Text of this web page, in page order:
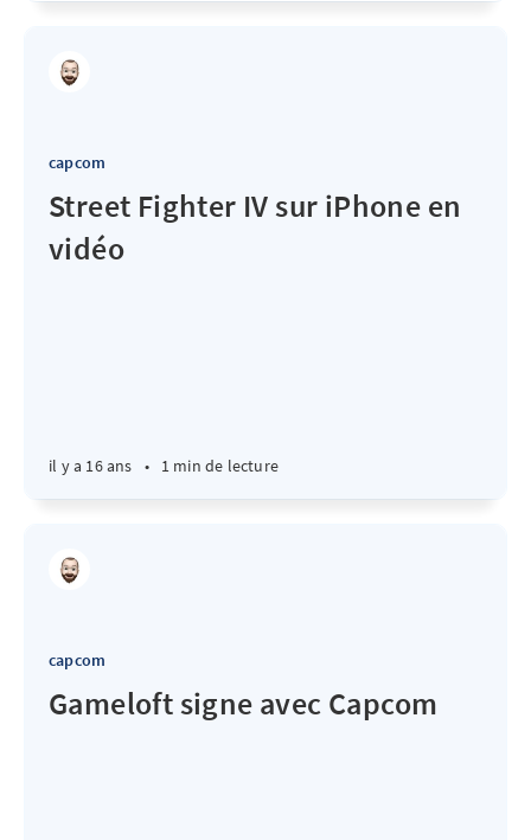
capcom
Street Fighter IV sur iPhone en
vidéo
il y a 16 ans • 1 min de lecture
capcom
Gameloft signe avec Capcom